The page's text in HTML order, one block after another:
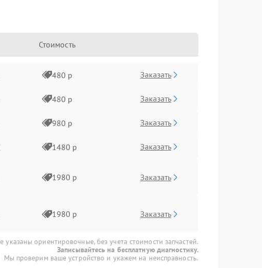
Стоимость
480 р Заказать
480 р Заказать
980 р Заказать
1480 р Заказать
1980 р Заказать
1980 р Заказать
указаны ориентировочные, без учета стоимости запчастей.
Записывайтесь на бесплатную диагностику.
Мы проверим ваше устройство и укажем на неисправность.